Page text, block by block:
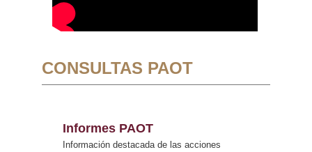
CONSULTAS PAOT
Informes PAOT
Información destacada de las acciones